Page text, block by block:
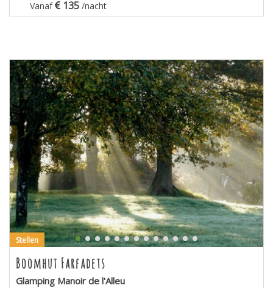
Vanaf 135 /nacht
Stellen
Boomhut Farfadets
Glamping Manoir de l'Alleu